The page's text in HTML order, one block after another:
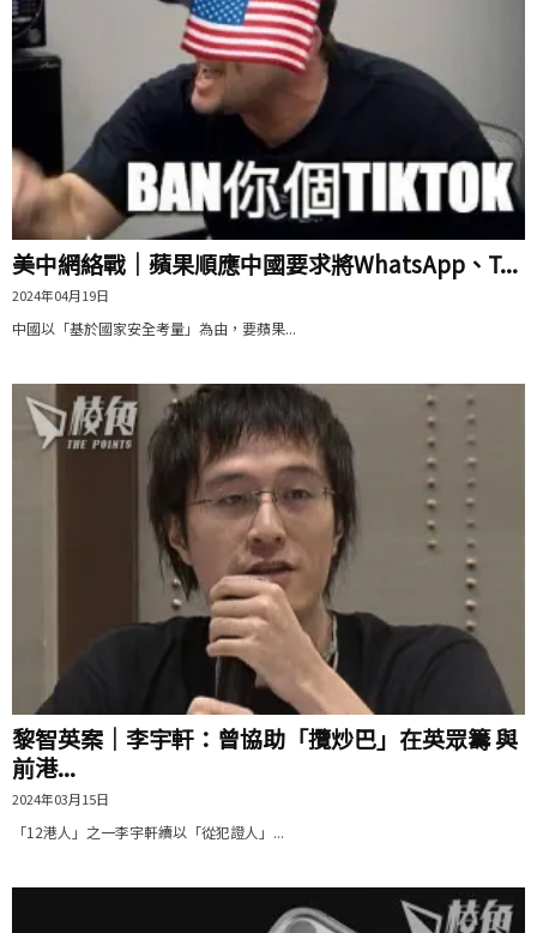
美中網絡戰｜蘋果順應中國要求將WhatsApp、T...
2024年04月19日
中國以「基於國家安全考量」為由，要蘋果...
黎智英案｜李宇軒：曾協助「攬炒巴」在英眾籌 與
前港...
2024年03月15日
「12港人」之一李宇軒續以「從犯證人」...